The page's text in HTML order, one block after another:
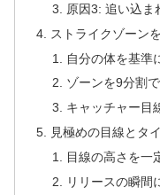
原因3: 追い込ま
ストライクゾーン
自分の体を基準
ゾーンを9分割
キャッチャー目
見極めの目線とタ
目線の高さを一
リリースの瞬間